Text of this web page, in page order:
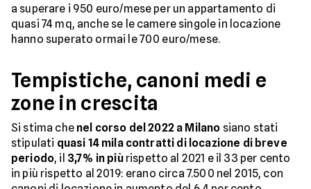
a superare i 950 euro/mese per un appartamento di
quasi 74 mq, anche se le camere singole in locazione
hanno superato ormai le 700 euro/mese.
Tempistiche, canoni medi e
zone in crescita
Si stima che nel corso del 2022 a Milano siano stati
stipulati quasi 14 mila contratti di locazione di breve
periodo, il 3,7% in piùrispetto al 2021 e il 33 per cento
in più rispetto al 2019: erano circa 7.500 nel 2015, con